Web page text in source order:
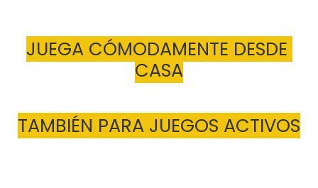
JUEGA CÓMODAMENTE DESDE
CASA
TAMBIÉN PARA JUEGOS ACTIVOS